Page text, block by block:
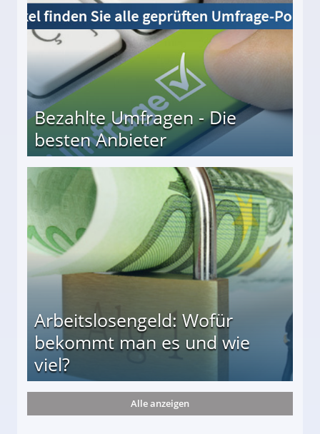
Bezahlte Umfragen - Die
besten Anbieter
Arbeitslosengeld: Wofür
bekommt man es und wie
viel?
und wie viel?
Alle anzeigen